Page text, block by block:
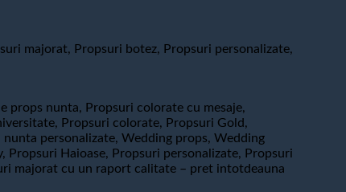
majorat, Propsuri botez, Propsuri personalizate,
props nunta, Propsuri colorate cu mesaje,
Propsuri colorate, Propsuri Gold,
personalizate, Wedding props, Wedding
Haioase, Propsuri personalizate, Propsuri
majorat cu un raport calitate – pret intotdeauna